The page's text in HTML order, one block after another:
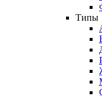
Типы